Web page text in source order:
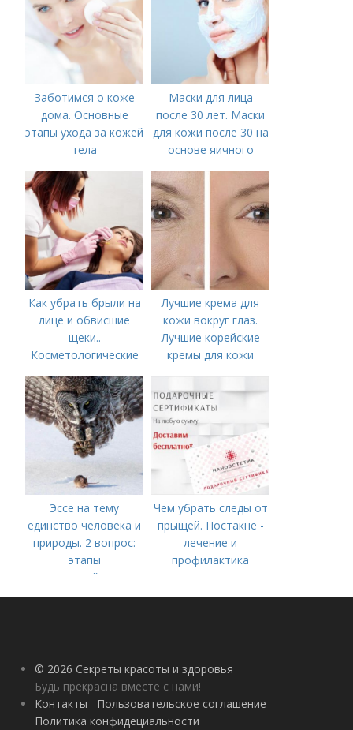
Заботимся о коже
дома. Основные
этапы ухода за кожей
тела
Маски для лица
после 30 лет. Маски
для кожи после 30 на
основе яичного
белка
Как убрать брыли на
лице и обвисшие
щеки..
Косметологические
Лучшие крема для
кожи вокруг глаз.
Лучшие корейские
кремы для кожи
году
Эссе на тему
единство человека и
природы. 2 вопрос:
этапы
взаимодействия
природного и
Чем убрать следы от
прыщей. Постакне -
лечение и
профилактика
© 2026 Секреты красоты и здоровья
Будь прекрасна вместе с нами!
Контакты
Пользовательское соглашение
Политика конфидециальности